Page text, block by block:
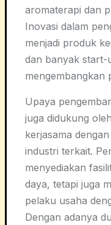
aromaterapi dan
Inovasi dalam
menjadi produk
dan banyak
Upaya
juga didukung
kerjasama
industri terkait.
menyediakan
daya, tetapi juga
pelaku usaha
Dengan adanya